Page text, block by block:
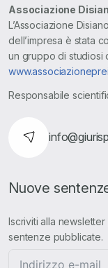
Associazione
L’Associazione
dell’impresa è stata
un gruppo di studiosi
Responsabile
Nuove
Iscriviti alla
sentenze pubblicate.